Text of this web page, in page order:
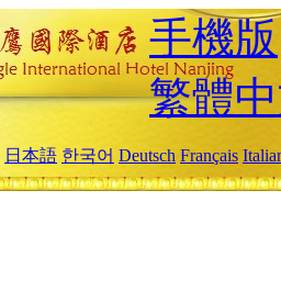
手機版
繁體
日本語 한국어 Deutsch Français